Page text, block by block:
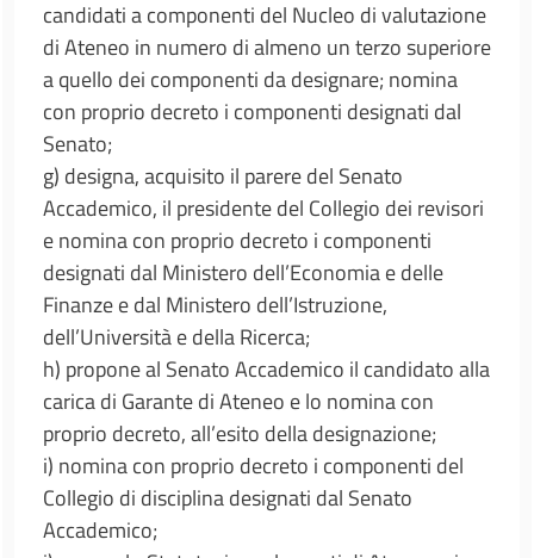
candidati a componenti del Nucleo di valutazione
di Ateneo in numero di almeno un terzo superiore
a quello dei componenti da designare; nomina
con proprio decreto i componenti designati dal
Senato;
g) designa, acquisito il parere del Senato
Accademico, il presidente del Collegio dei revisori
e nomina con proprio decreto i componenti
designati dal Ministero dell’Economia e delle
Finanze e dal Ministero dell’Istruzione,
dell’Università e della Ricerca;
h) propone al Senato Accademico il candidato alla
carica di Garante di Ateneo e lo nomina con
proprio decreto, all’esito della designazione;
i) nomina con proprio decreto i componenti del
Collegio di disciplina designati dal Senato
Accademico;